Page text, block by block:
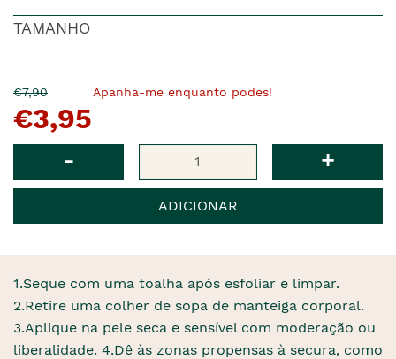
TAMANHO
O
pre�o
anterior
€7,90Agora
�
€3,95
Apanha-me enquanto podes!
- +
ADICIONAR
1.Seque com uma toalha após esfoliar e limpar.
2.Retire uma colher de sopa de manteiga corporal.
3.Aplique na pele seca e sensível com moderação ou
liberalidade. 4.Dê às zonas propensas à secura, como